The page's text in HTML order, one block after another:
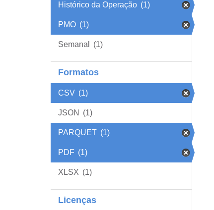
Histórico da Operação (1)
PMO (1)
Semanal (1)
Formatos
CSV (1)
JSON (1)
PARQUET (1)
PDF (1)
XLSX (1)
Licenças